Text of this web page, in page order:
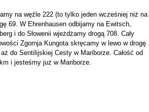
na węźle 222 (to tylko jeden wcześniej niż na
69. W Ehrenhausen odbijamy na Ewitsch,
i do Słowenii wjeżdżamy drogą 708. Cały
Zgornja Kungota skręcamy w lewo w drogę
do Sentilijskiej Cesty w Mariborze. Całość od
i jesteśmy już w Mariborze.